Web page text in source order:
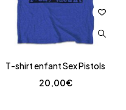
T-shirt enfant Sex Pistols
20,00€